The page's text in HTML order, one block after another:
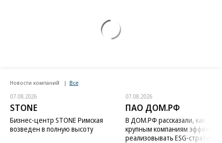
Новости компаний Все
07.08.2026
STONE
Бизнес-центр STONE Римская
возведен в полную высоту
07.08.2026
ПАО ДОМ.РФ
В ДОМ.РФ рассказали, как
крупным компаниям
реализовывать ESG-стратегию